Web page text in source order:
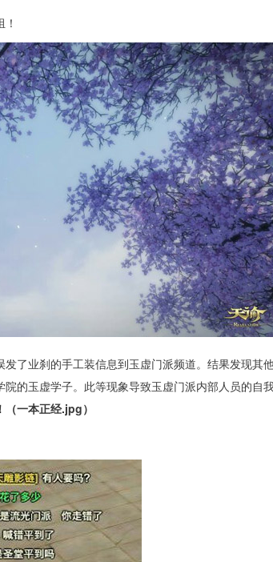
发了业刹的手工装信息到玉虚门派频道。结果发现其
的玉虚学子。此等现象导致玉虚门派内部人员的自
一本正经.jpg）